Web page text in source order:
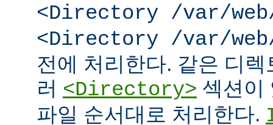
<Directory /var/
<Directory /var/
전에 처리한다. 같은 디
러 <Directory> 섹션이
파일 순서대로 처리한다.